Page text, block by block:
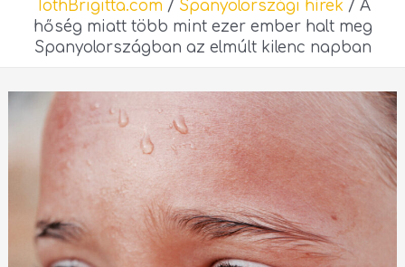
TothBrigitta.com / Spanyolországi hírek / A
hőség miatt több mint ezer ember halt meg
Spanyolországban az elmúlt kilenc napban